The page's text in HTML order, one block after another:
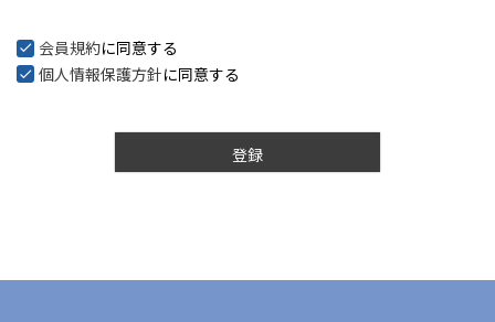
会員規約に同意する
個人情報保護方針に同意する
登録